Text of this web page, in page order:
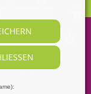
anders